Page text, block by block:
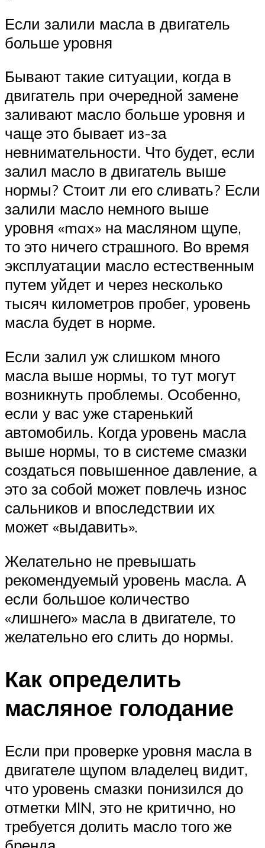
Если залили масла в двигатель
больше уровня
Бывают такие ситуации, когда в
двигатель при очередной замене
заливают масло больше уровня и
чаще это бывает из-за
невнимательности. Что будет, если
залил масло в двигатель выше
нормы? Стоит ли его сливать? Если
залили масло немного выше
уровня «max» на масляном щупе,
то это ничего страшного. Во время
эксплуатации масло естественным
путем уйдет и через несколько
тысяч километров пробег, уровень
масла будет в норме.
Если залил уж слишком много
масла выше нормы, то тут могут
возникнуть проблемы. Особенно,
если у вас уже старенький
автомобиль. Когда уровень масла
выше нормы, то в системе смазки
создаться повышенное давление, а
это за собой может повлечь износ
сальников и впоследствии их
может «выдавить».
Желательно не превышать
рекомендуемый уровень масла. А
если большое количество
«лишнего» масла в двигателе, то
желательно его слить до нормы.
Как определить
масляное голодание
Если при проверке уровня масла в
двигателе щупом владелец видит,
что уровень смазки понизился до
отметки MIN, это не критично, но
требуется долить масло того же